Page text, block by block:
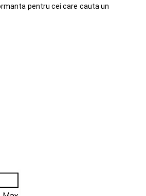
pentru cei care cauta un